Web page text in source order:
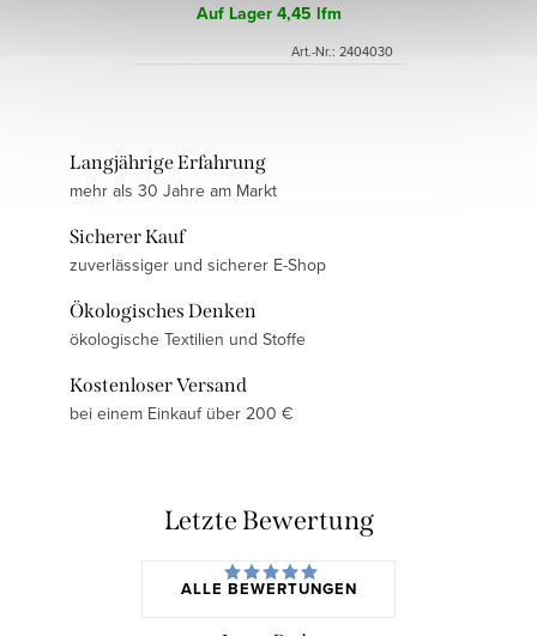
Auf Lager4,45 lfm
Art.-Nr.: 2404030
Langjährige Erfahrung
mehr als 30 Jahre am Markt
Sicherer Kauf
zuverlässiger und sicherer E-Shop
Ökologisches Denken
ökologische Textilien und Stoffe
Kostenloser Versand
bei einem Einkauf über 200 €
Letzte Bewertung
ALLE BEWERTUNGEN